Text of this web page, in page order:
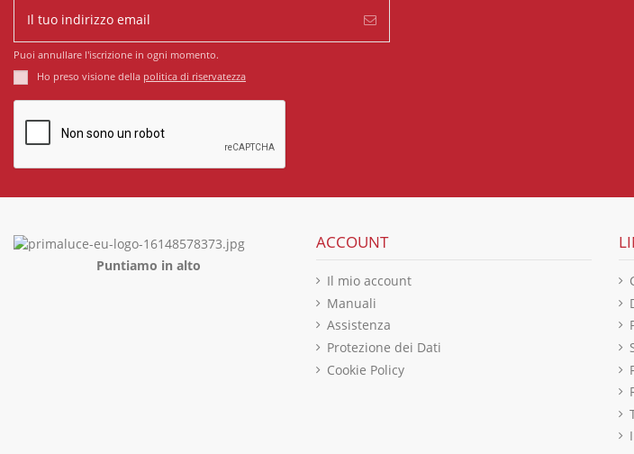
Puoi annullare l'iscrizione in ogni momento.
Ho preso visione della politica di riservatezza
Puntiamo in alto
ACCOUNT
Il mio account
Manuali
Assistenza
Protezione dei Dati
Cookie Policy